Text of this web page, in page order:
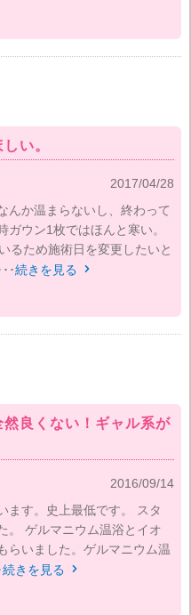
い。
2017/04/28
んか温まらないし、終わって
ウン1枚ではほんと寒い。
るため施術日を変更したいと
･続きを見る 
良くない！ギャル系が
2016/09/14
ます。史上最低です。 スタ
。 ゲルマニウム温浴とイオ
らいました。ゲルマニウム温
続きを見る 